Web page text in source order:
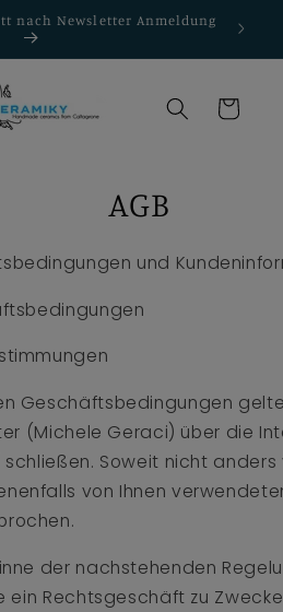
nach Newsletter Anmeldung
Warenkorb
AGB
und
Geschäftsbedingungen
(Michele Geraci) über die
Soweit nicht
von Ihnen
der nachstehenden
ein Rechtsgeschäft zu